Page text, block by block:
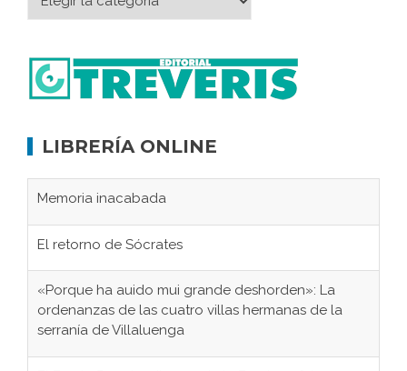
LIBRERÍA ONLINE
Memoria inacabada
El retorno de Sócrates
«Porque ha auido mui grande deshorden»: La
ordenanzas de las cuatro villas hermanas de la
serranía de Villaluenga